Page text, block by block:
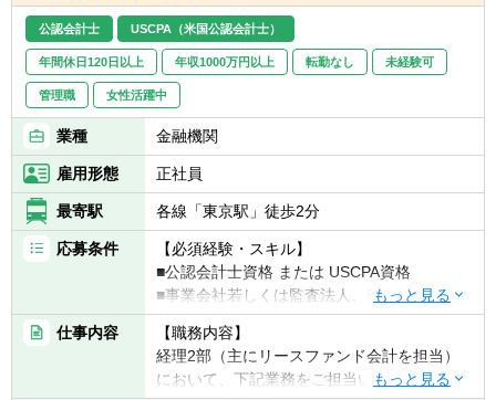
公認会計士 USCPA（米国公認会計士）
年間休日120日以上 年収1000万円以上 転勤なし 未経験可
管理職 女性活躍中
業種 金融機関
雇用形態 正社員
最寄駅 各線「東京駅」徒歩2分
応募条件
【必須経験・スキル】
■公認会計士資格 または USCPA資格
■事業会社若しくは監査法人、税理士法人、
会計事務所等での経理実務経験（10年以上）
■法人税・消費税等に関する税金計算実務経
験
■チームの成長を導くマネジメント・リーダ
仕事内容
【職務内容】
経理2部（主にリースファンド会計を担当）
において、下記業務をご担当いただきます。